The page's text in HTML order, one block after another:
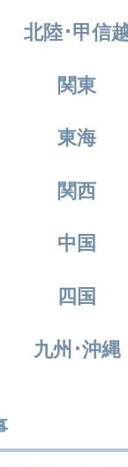
北陸･甲信
関東
東海
関西
中国
四国
九州･沖縄